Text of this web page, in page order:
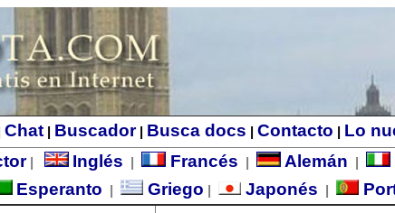
Chat Buscador| Busca docs Contacto Lo
| Inglés Francés Alemán
Esperanto Griego Japonés